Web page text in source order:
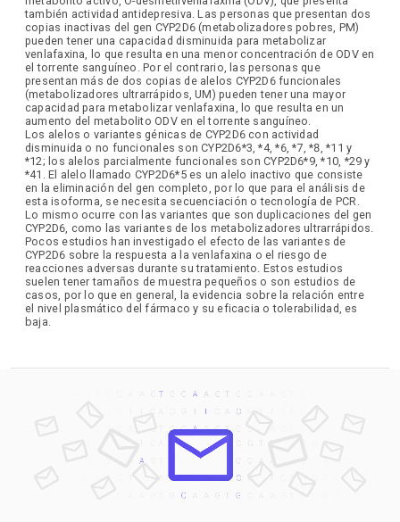
también actividad antidepresiva. Las personas que presentan dos
copias inactivas del gen CYP2D6 (metabolizadores pobres, PM)
pueden tener una capacidad disminuida para metabolizar
venlafaxina, lo que resulta en una menor concentración de ODV en
el torrente sanguíneo. Por el contrario, las personas que
presentan más de dos copias de alelos CYP2D6 funcionales
(metabolizadores ultrarrápidos, UM) pueden tener una mayor
capacidad para metabolizar venlafaxina, lo que resulta en un
aumento del metabolito ODV en el torrente sanguíneo.
Los alelos o variantes génicas de CYP2D6 con actividad
disminuida o no funcionales son CYP2D6*3, *4, *6, *7, *8, *11 y
*12; los alelos parcialmente funcionales son CYP2D6*9, *10, *29 y
*41. El alelo llamado CYP2D6*5 es un alelo inactivo que consiste
en la eliminación del gen completo, por lo que para el análisis de
esta isoforma, se necesita secuenciación o tecnología de PCR.
Lo mismo ocurre con las variantes que son duplicaciones del gen
CYP2D6, como las variantes de los metabolizadores ultrarrápidos.
Pocos estudios han investigado el efecto de las variantes de
CYP2D6 sobre la respuesta a la venlafaxina o el riesgo de
reacciones adversas durante su tratamiento. Estos estudios
suelen tener tamaños de muestra pequeños o son estudios de
casos, por lo que en general, la evidencia sobre la relación entre
el nivel plasmático del fármaco y su eficacia o tolerabilidad, es
baja.